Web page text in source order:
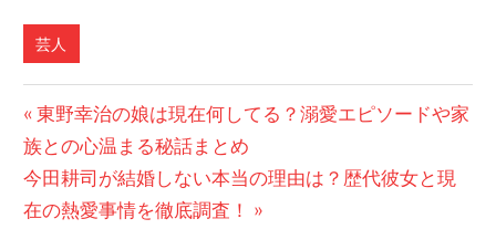
芸人
投
稿
ナ
前
の
記
事:
東野幸治の娘は現在何してる？溺愛エピソードや家
族との心温まる秘話まとめ
次
の
今田耕司が結婚しない本当の理由は？歴代彼女と現
在の熱愛事情を徹底調査！